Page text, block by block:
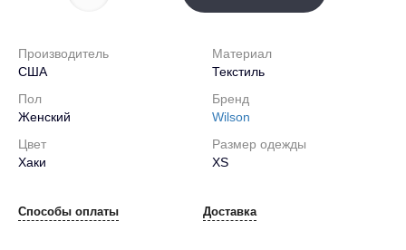
Производитель
США
Материал
Текстиль
Пол
Женский
Бренд
Wilson
Цвет
Хаки
Размер одежды
XS
Способы оплаты Доставка